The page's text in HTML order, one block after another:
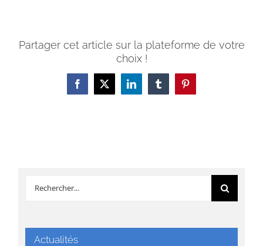
Partager cet article sur la plateforme de votre
choix !
Facebook
X LinkedInTumblrPinterest
Rechercher:
Actualités